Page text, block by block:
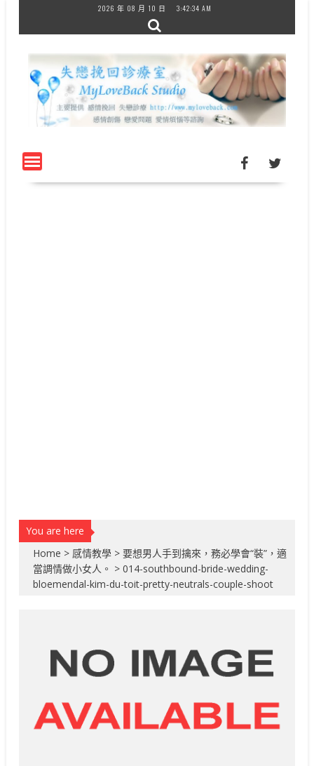
content
2026 年 08 月 10 日 3:42:34 AM
You are here
Home > 感情教學 >要想男人手到擒來，務必學會“裝”，適
當調情做小女人。 >014-southbound-bride-wedding-
bloemendal-kim-du-toit-pretty-neutrals-couple-shoot